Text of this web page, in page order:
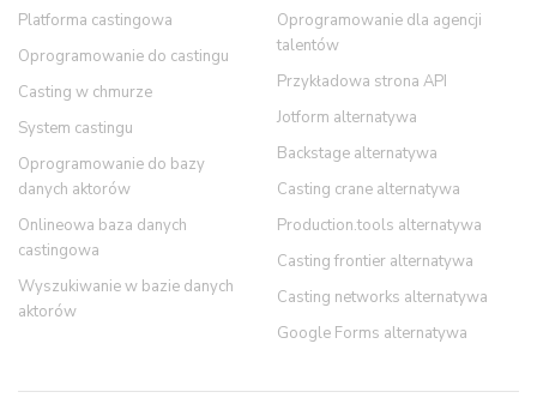
Platforma castingowa
Oprogramowanie do castingu
Casting w chmurze
System castingu
Oprogramowanie do bazy
danych aktorów
Onlineowa baza danych
castingowa
Wyszukiwanie w bazie danych
aktorów
Oprogramowanie dla agencji
talentów
Przykładowa strona API
Jotform alternatywa
Backstage alternatywa
Casting crane alternatywa
Production.tools alternatywa
Casting frontier alternatywa
Casting networks alternatywa
Google Forms alternatywa